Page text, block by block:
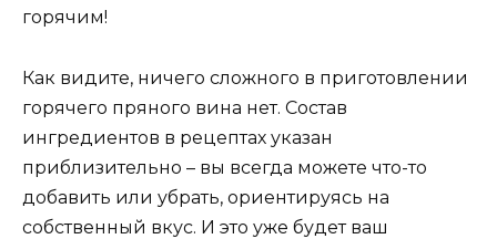
горячим!
Как видите, ничего сложного в приготовлении
горячего пряного вина нет. Состав
ингредиентов в рецептах указан
приблизительно – вы всегда можете что-то
добавить или убрать, ориентируясь на
собственный вкус. И это уже будет ваш